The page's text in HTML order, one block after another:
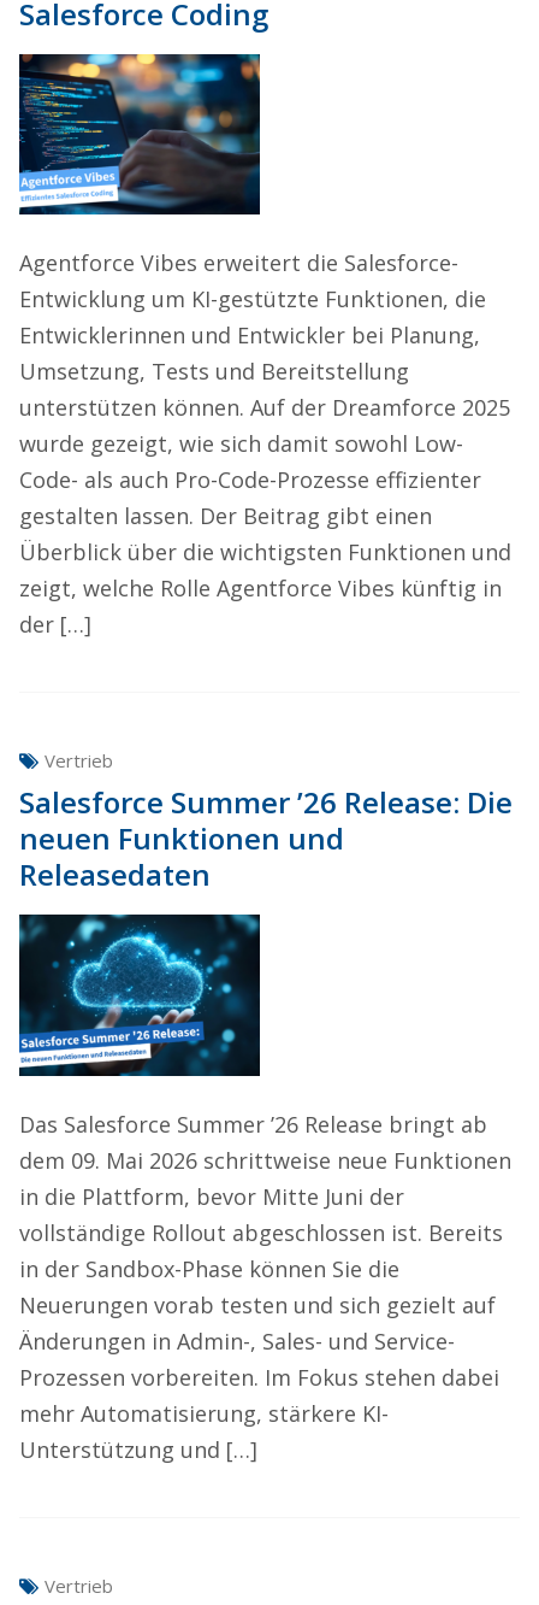
Salesforce Coding
Agentforce Vibes erweitert die Salesforce-
Entwicklung um KI-gestützte Funktionen, die
Entwicklerinnen und Entwickler bei Planung,
Umsetzung, Tests und Bereitstellung
unterstützen können. Auf der Dreamforce 2025
wurde gezeigt, wie sich damit sowohl Low-
Code- als auch Pro-Code-Prozesse effizienter
gestalten lassen. Der Beitrag gibt einen
Überblick über die wichtigsten Funktionen und
zeigt, welche Rolle Agentforce Vibes künftig in
der […]
Vertrieb
Salesforce Summer ’26 Release: Die
neuen Funktionen und
Releasedaten
Das Salesforce Summer ’26 Release bringt ab
dem 09. Mai 2026 schrittweise neue Funktionen
in die Plattform, bevor Mitte Juni der
vollständige Rollout abgeschlossen ist. Bereits
in der Sandbox-Phase können Sie die
Neuerungen vorab testen und sich gezielt auf
Änderungen in Admin-, Sales- und Service-
Prozessen vorbereiten. Im Fokus stehen dabei
mehr Automatisierung, stärkere KI-
Unterstützung und […]
Vertrieb